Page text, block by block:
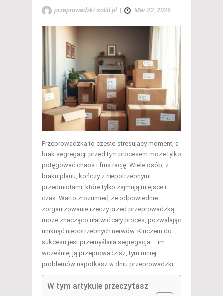
przeprowadzki-solid.pl | Mar 22, 2026
Przeprowadzka to często stresujący moment, a
brak segregacji przed tym procesem może tylko
potęgować chaos i frustrację. Wiele osób, z
braku planu, kończy z niepotrzebnymi
przedmiotami, które tylko zajmują miejsce i
czas. Warto zrozumieć, że odpowiednie
zorganizowanie rzeczy przed przeprowadzką
może znacząco ułatwić cały proces, pozwalając
uniknąć niepotrzebnych nerwów. Kluczem do
sukcesu jest przemyślana segregacja – im
wcześniej ją przeprowadzisz, tym mniej
problemów napotkasz w dniu przeprowadzki.
W tym artykule przeczytasz